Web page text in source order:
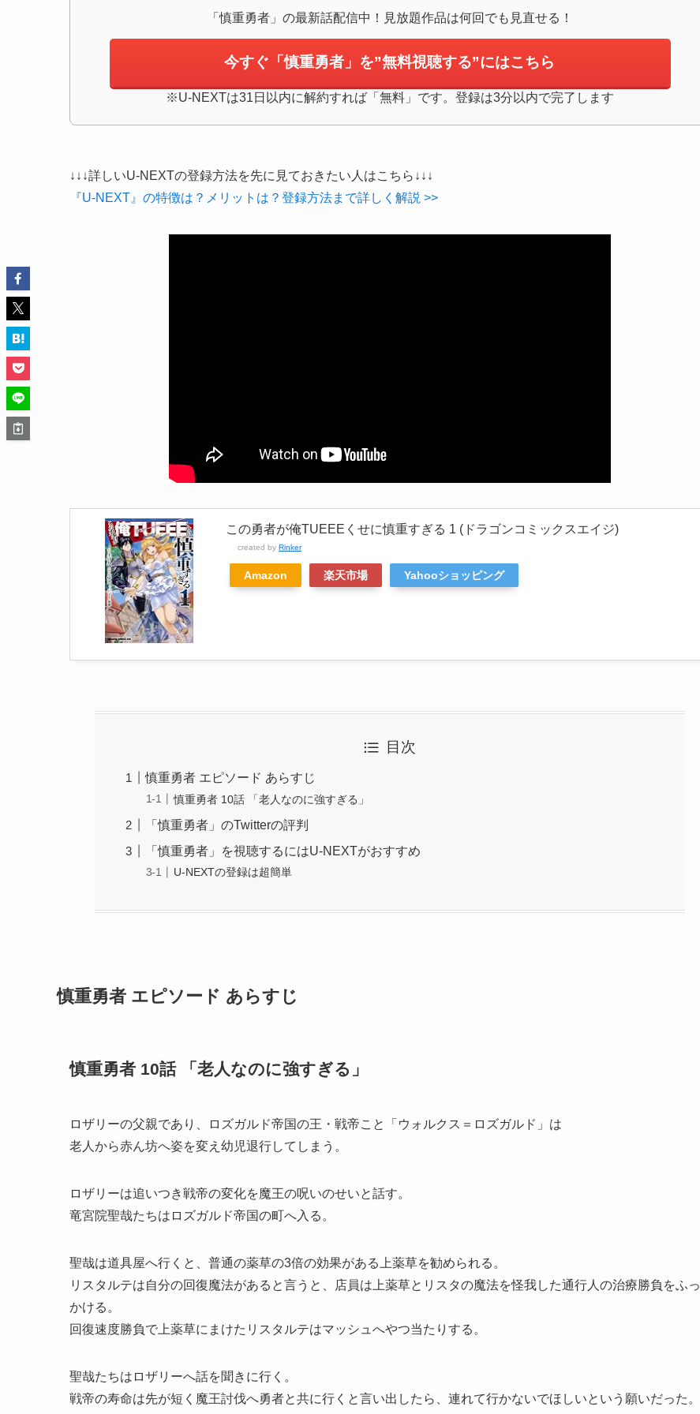
「慎重勇者」の最新話配信中！見放題作品は何回でも見直せる！
今すぐ「慎重勇者」を”無料視聴する”にはこちら
※U-NEXTは31日以内に解約すれば「無料」です。登録は3分以内で完了します
↓↓↓詳しいU-NEXTの登録方法を先に見ておきたい人はこちら↓↓↓
『U-NEXT』の特徴は？メリットは？登録方法まで詳しく解説 >>
この勇者が俺TUEEEくせに慎重すぎる 1 (ドラゴンコミックスエイジ)
created by Rinker
Amazon 楽天市場 Yahooショッピング
目次
慎重勇者 エピソード あらすじ
慎重勇者 10話 「老人なのに強すぎる」
「慎重勇者」のTwitterの評判
「慎重勇者」を視聴するにはU-NEXTがおすすめ
U-NEXTの登録は超簡単
慎重勇者 エピソード あらすじ
慎重勇者 10話 「老人なのに強すぎる」
ロザリーの父親であり、ロズガルド帝国の王・戦帝こと「ウォルクス＝ロズガルド」は
老人から赤ん坊へ姿を変え幼児退行してしまう。
ロザリーは追いつき戦帝の変化を魔王の呪いのせいと話す。
竜宮院聖哉たちはロズガルド帝国の町へ入る。
聖哉は道具屋へ行くと、普通の薬草の3倍の効果がある上薬草を勧められる。
リスタルテは自分の回復魔法があると言うと、店員は上薬草とリスタの魔法を怪我した通行人の治療勝負をふっ
かける。
回復速度勝負で上薬草にまけたリスタルテはマッシュへやつ当たりする。
聖哉たちはロザリーへ話を聞きに行く。
戦帝の寿命は先が短く魔王討伐へ勇者と共に行くと言い出したら、連れて行かないでほしいという願いだった。